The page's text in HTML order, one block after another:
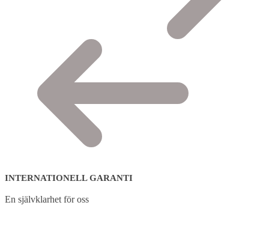
INTERNATIONELL GARANTI
En självklarhet för oss